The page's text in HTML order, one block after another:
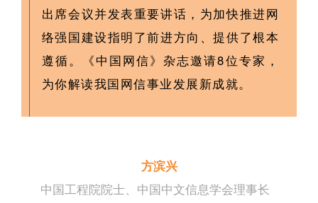
出席会议并发表重要讲话，为加快推进网
络强国建设指明了前进方向、提供了根本
遵循。《中国网信》杂志邀请8位专家，
为你解读我国网信事业发展新成就。
方滨兴
中国工程院院士、 中国中文信息学会理事长